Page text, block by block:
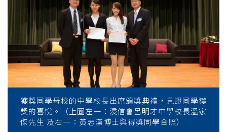
獲獎同學母校的中學校長出席頒獎典禮，見證同學獲
獎的喜悅。（上圖左一：浸信會呂明才中學校長溫家
傑先生 及右一：黃志漢博士與得獎同學合照）